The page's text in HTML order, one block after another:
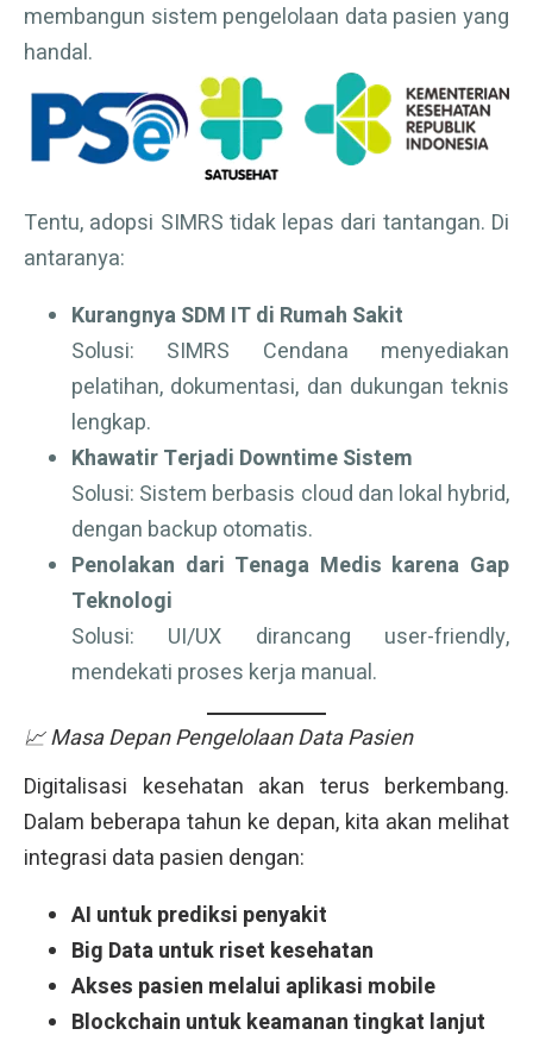
membangun sistem pengelolaan data pasien yang
handal.
Tentu, adopsi SIMRS tidak lepas dari tantangan. Di
antaranya:
Kurangnya SDM IT di Rumah Sakit
Solusi: SIMRS Cendana menyediakan
pelatihan, dokumentasi, dan dukungan teknis
lengkap.
Khawatir Terjadi Downtime Sistem
Solusi: Sistem berbasis cloud dan lokal hybrid,
dengan backup otomatis.
Penolakan dari Tenaga Medis karena Gap
Teknologi
Solusi: UI/UX dirancang user-friendly,
mendekati proses kerja manual.
📈 Masa Depan Pengelolaan Data Pasien
Digitalisasi kesehatan akan terus berkembang.
Dalam beberapa tahun ke depan, kita akan melihat
integrasi data pasien dengan:
AI untuk prediksi penyakit
Big Data untuk riset kesehatan
Akses pasien melalui aplikasi mobile
Blockchain untuk keamanan tingkat lanjut